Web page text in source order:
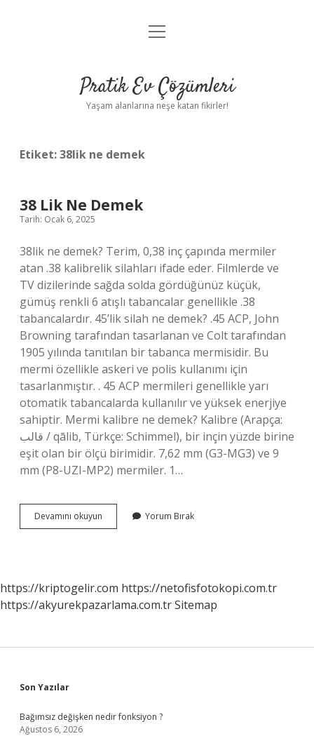
Anasayfa
Yasal Uyarı
menüyü
Pratik Ev Çözümleri
Yaşam alanlarına neşe katan fikirler!
Etiket:38lik ne demek
38 Lik Ne Demek
Tarih: Ocak 6, 2025
38lik ne demek? Terim, 0,38 inç çapında mermiler
atan .38 kalibrelik silahları ifade eder. Filmlerde ve
TV dizilerinde sağda solda gördüğünüz küçük,
gümüş renkli 6 atışlı tabancalar genellikle .38
tabancalardır. 45’lik silah ne demek? .45 ACP, John
Browning tarafından tasarlanan ve Colt tarafından
1905 yılında tanıtılan bir tabanca mermisidir. Bu
mermi özellikle askeri ve polis kullanımı için
tasarlanmıştır. . 45 ACP mermileri genellikle yarı
otomatik tabancalarda kullanılır ve yüksek enerjiye
sahiptir. Mermi kalibre ne demek? Kalibre (Arapça:
قالب / qālib, Türkçe: Schimmel), bir inçin yüzde birine
eşit olan bir ölçü birimidir. 7,62 mm (G3-MG3) ve 9
mm (P8-UZI-MP2) mermiler. 1…
Devamını okuyun
Lik
Yorum Bırak
https://kriptogelir.com https://netofisfotokopi.com.tr
https://akyurekpazarlama.com.trSitemap
Sidebar
Son Yazılar
Bağımsız değişken nedir fonksiyon ?
Ağustos 6, 2026